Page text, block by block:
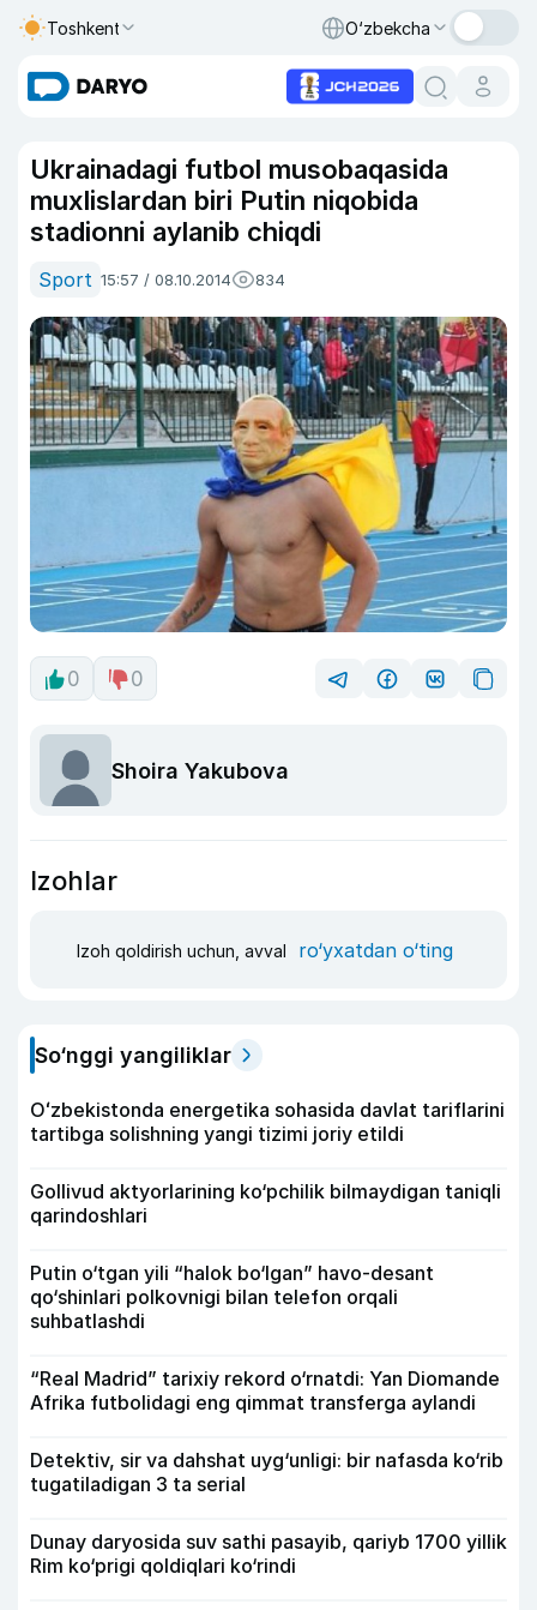
Toshkent O‘zbekcha
Ukrainadagi futbol musobaqasida
muxlislardan biri Putin niqobida
stadionni aylanib chiqdi
Sport 15:57 / 08.10.2014 834
0 0
Shoira Yakubova
Izohlar
Izoh qoldirish uchun, avval ro‘yxatdan o‘ting
So‘nggi yangiliklar
Oʻzbekistonda energetika sohasida davlat tariflarini
tartibga solishning yangi tizimi joriy etildi
Gollivud aktyorlarining ko‘pchilik bilmaydigan taniqli
qarindoshlari
Putin o‘tgan yili “halok bo‘lgan” havo-desant
qo‘shinlari polkovnigi bilan telefon orqali
suhbatlashdi
“Real Madrid” tarixiy rekord o‘rnatdi: Yan Diomande
Afrika futbolidagi eng qimmat transferga aylandi
Detektiv, sir va dahshat uyg‘unligi: bir nafasda ko‘rib
tugatiladigan 3 ta serial
Dunay daryosida suv sathi pasayib, qariyb 1700 yillik
Rim ko‘prigi qoldiqlari ko‘rindi